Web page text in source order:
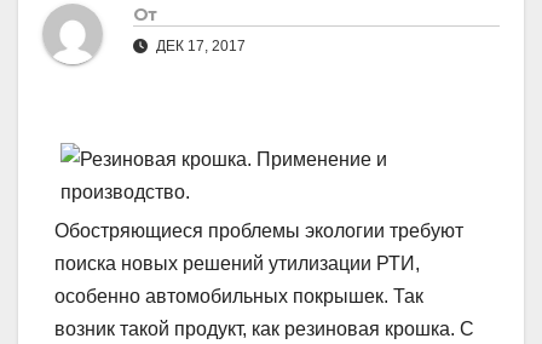
От
ДЕК 17, 2017
Обостряющиеся проблемы экологии требуют
поиска новых решений утилизации РТИ,
особенно автомобильных покрышек. Так
возник такой продукт, как резиновая крошка. С